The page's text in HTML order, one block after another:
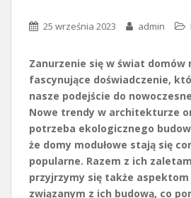
25 września 2023 admin
Zanurzenie się w świat domów
fascynujące doświadczenie,
nasze podejście do
Nowe trendy w architekturze
potrzeba ekologicznego
że domy modułowe stają się
popularne. Razem z ich
przyjrzymy się także
związanym z ich budową, co